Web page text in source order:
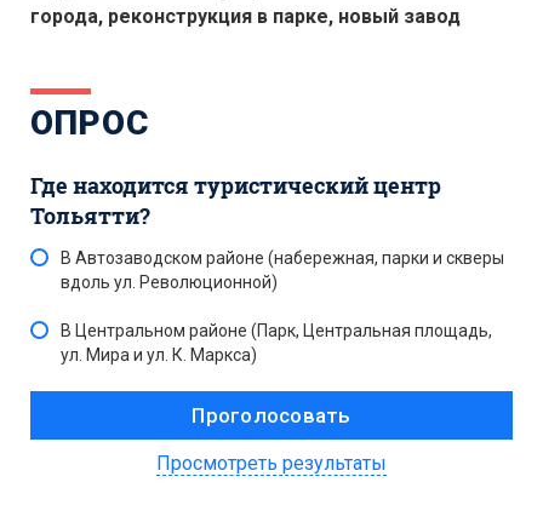
города, реконструкция в парке, новый завод
ОПРОС
Где находится туристический центр
Тольятти?
В Автозаводском районе (набережная, парки и скверы
вдоль ул. Революционной)
В Центральном районе (Парк, Центральная площадь,
ул. Мира и ул. К. Маркса)
Просмотреть результаты